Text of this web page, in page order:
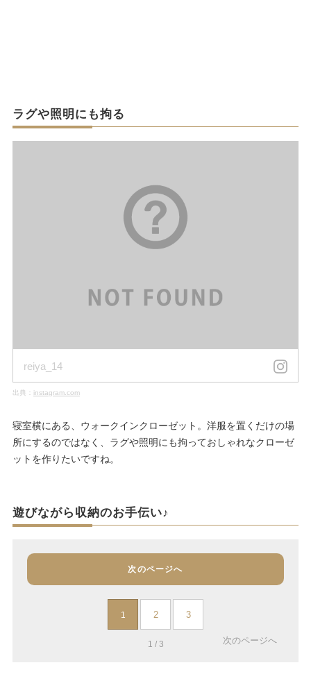
ラグや照明にも拘る
reiya_14
出典： instagram.com
寝室横にある、ウォークインクローゼット。洋服を置くだけの場
所にするのではなく、ラグや照明にも拘っておしゃれなクローゼ
ットを作りたいですね。
遊びながら収納のお手伝い♪
次のページへ
1 2 3
1 / 3 次のページへ